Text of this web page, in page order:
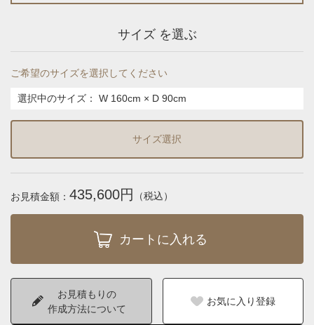
サイズ を選ぶ
ご希望のサイズを選択してください
選択中のサイズ： W 160cm × D 90cm
サイズ選択
お見積金額： 435,600円 （税込）
お見積もりの
作成方法について
お気に入り登録